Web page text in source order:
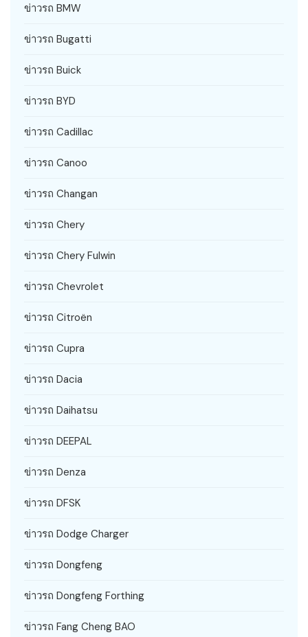
ข่าวรถ BMW
ข่าวรถ Bugatti
ข่าวรถ Buick
ข่าวรถ BYD
ข่าวรถ Cadillac
ข่าวรถ Canoo
ข่าวรถ Changan
ข่าวรถ Chery
ข่าวรถ Chery Fulwin
ข่าวรถ Chevrolet
ข่าวรถ Citroën
ข่าวรถ Cupra
ข่าวรถ Dacia
ข่าวรถ Daihatsu
ข่าวรถ DEEPAL
ข่าวรถ Denza
ข่าวรถ DFSK
ข่าวรถ Dodge Charger
ข่าวรถ Dongfeng
ข่าวรถ Dongfeng Forthing
ข่าวรถ Fang Cheng BAO